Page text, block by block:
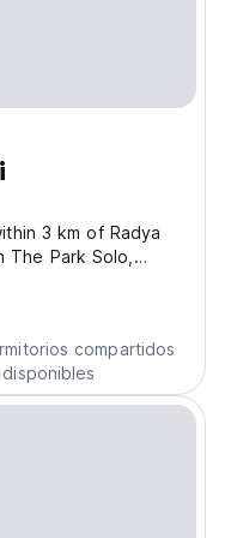
3 km of Radya
The Park Solo,
features room
complimentary
compartidos